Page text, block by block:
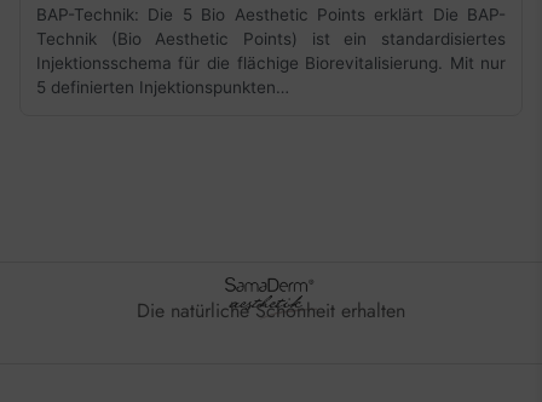
BAP-Technik: Die 5 Bio Aesthetic Points erklärt Die BAP-
Technik (Bio Aesthetic Points) ist ein standardisiertes
Injektionsschema für die flächige Biorevitalisierung. Mit nur
5 definierten Injektionspunkten…
Die natürliche Schönheit erhalten